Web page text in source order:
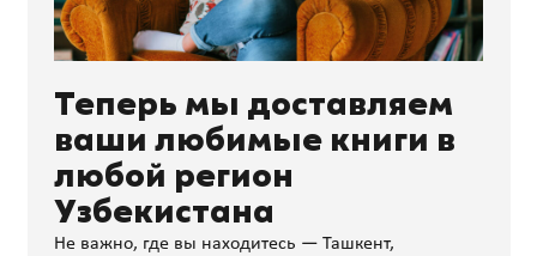
Теперь мы доставляем
ваши любимые книги в
любой регион
Узбекистана
Не важно, где вы находитесь — Ташкент,